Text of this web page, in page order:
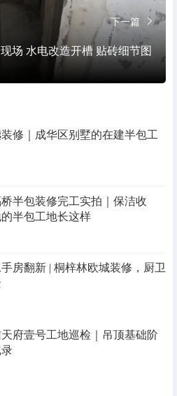
下一篇
场 水电改造开槽 贴砖细节图
修｜成华区别墅的在建半包工
半包装修完工实拍｜保洁收
半包工地长这样
房翻新 | 桐梓林欧城装修，厨卫
府壹号工地巡检｜吊顶基础阶